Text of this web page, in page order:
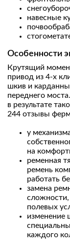
навесные
Особенности
Крутящий
привод из 4-х
шкив и
переднего
в результате
244 отзывы
у
на
ременная
ремень
работать
замена
полевых
изменение
каждого